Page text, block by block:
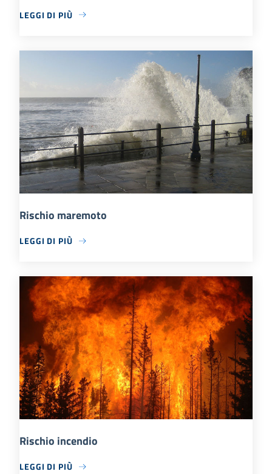
LEGGI DI PIÙ
Rischio maremoto
LEGGI DI PIÙ
Rischio incendio
LEGGI DI PIÙ